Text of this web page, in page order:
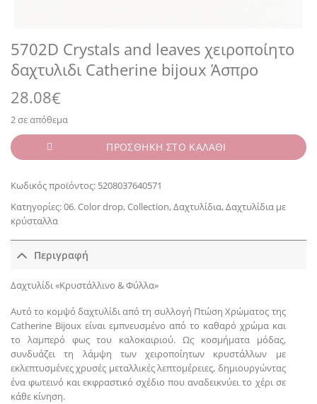
5702D Crystals and leaves χειροποίητο
δαχτυλιδι Catherine bijoux Άσπρο
28.08€
2 σε απόθεμα
ΠΡΟΣΘΗΚΗ ΣΤΟ ΚΑΛΑΘΙ
Κωδικός προϊόντος: 5208037640571
Κατηγορίες:06. Color drop,Collection,Δαχτυλίδια,Δαχτυλίδια με
κρύσταλλα
Περιγραφή
Δαχτυλίδι «Κρυστάλλινο & Φύλλα»
Αυτό το κομψό δαχτυλίδι από τη συλλογή Πτώση Χρώματος της
Catherine Bijoux είναι εμπνευσμένο από το καθαρό χρώμα και
το λαμπερό φως του καλοκαιριού. Ως κοσμήματα μόδας,
συνδυάζει τη λάμψη των χειροποίητων κρυστάλλων με
εκλεπτυσμένες χρυσές μεταλλικές λεπτομέρειες, δημιουργώντας
ένα φωτεινό και εκφραστικό σχέδιο που αναδεικνύει το χέρι σε
κάθε κίνηση.